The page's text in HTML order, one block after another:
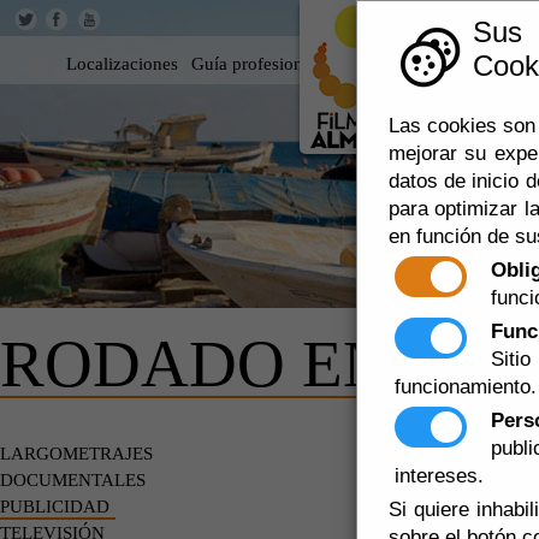
Las cookies
mejorar su
datos de inicio
para optimizar
en función de
funcionamiento.
intereses.
Si quiere
Localizaciones Guía profesional Rodar en Almería 360
RODADO EN
LARGOMETRAJES
DOCUMENTALES
PUBLICIDAD
TELEVISIÓN
Escuchar